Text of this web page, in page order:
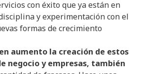
con éxito que ya están en
y experimentación con el
formas de crecimiento
aumento la creación de estos
negocio y empresas, también